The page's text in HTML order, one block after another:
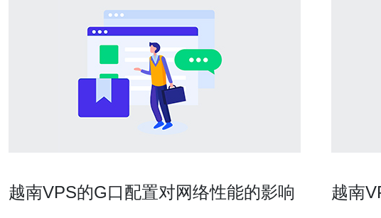
越南VPS的G口配置对网络性能的影响 越南